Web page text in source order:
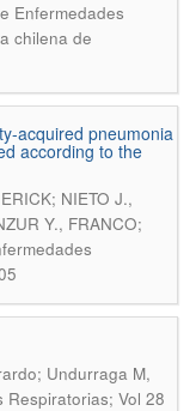
Enfermedades
chilena de
acquired pneumonia
according to the
NIETO J.,
Y., FRANCO;
Undurraga M,
Respiratorias; Vol 28